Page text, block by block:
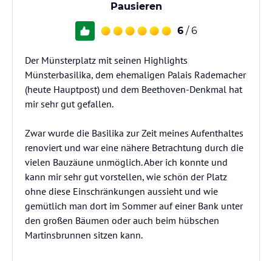
Pausieren
6 / 6
Der Münsterplatz mit seinen Highlights
Münsterbasilika, dem ehemaligen Palais Rademacher
(heute Hauptpost) und dem Beethoven-Denkmal hat
mir sehr gut gefallen.
Zwar wurde die Basilika zur Zeit meines Aufenthaltes
renoviert und war eine nähere Betrachtung durch die
vielen Bauzäune unmöglich. Aber ich konnte und
kann mir sehr gut vorstellen, wie schön der Platz
ohne diese Einschränkungen aussieht und wie
gemütlich man dort im Sommer auf einer Bank unter
den großen Bäumen oder auch beim hübschen
Martinsbrunnen sitzen kann.